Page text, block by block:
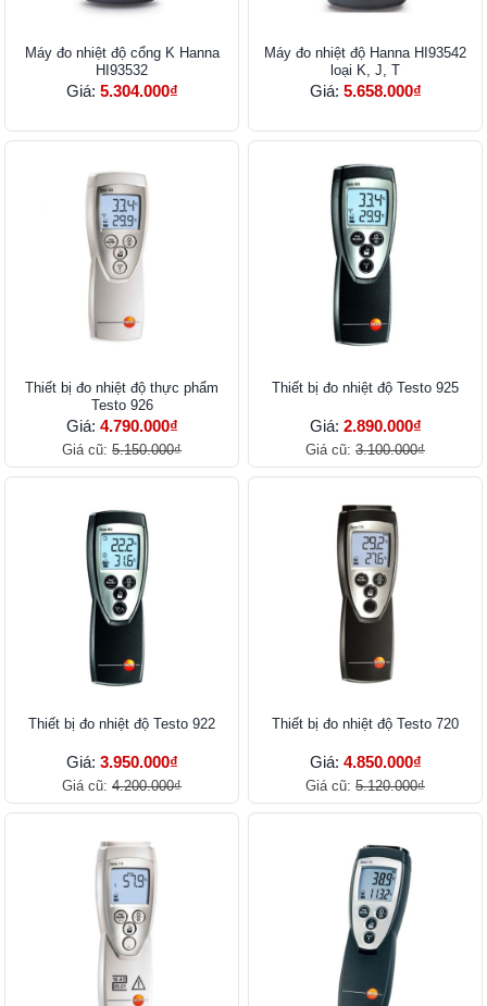
Máy đo nhiệt độ cổng K Hanna
HI93532
Giá: 5.304.000₫
Máy đo nhiệt độ Hanna HI93542
loại K, J, T
Giá: 5.658.000₫
Thiết bị đo nhiệt độ thực phẩm
Testo 926
Giá: 4.790.000₫
Giá cũ: 5.150.000₫
Thiết bị đo nhiệt độ Testo 925
Giá: 2.890.000₫
Giá cũ: 3.100.000₫
Thiết bị đo nhiệt độ Testo 922
Giá: 3.950.000₫
Giá cũ: 4.200.000₫
Thiết bị đo nhiệt độ Testo 720
Giá: 4.850.000₫
Giá cũ: 5.120.000₫